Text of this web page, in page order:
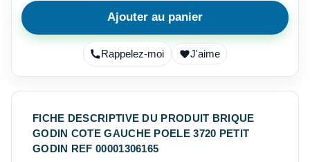
Ajouter au panier
Rappelez-moi J'aime
FICHE DESCRIPTIVE DU PRODUIT BRIQUE
GODIN COTE GAUCHE POELE 3720 PETIT
GODIN REF 00001306165